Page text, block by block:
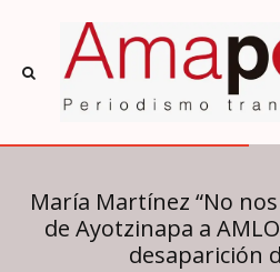
María Martínez “No
de Ayotzinapa a
desaparición